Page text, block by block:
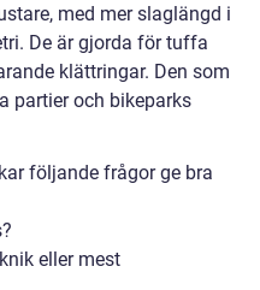
med mer slaglängd i
De är gjorda för tuffa
klättringar. Den som
partier och bikeparks
följande frågor ge bra
eller mest